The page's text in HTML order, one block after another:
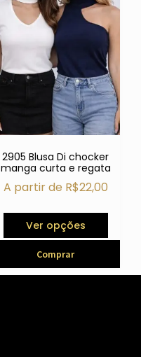
2905 Blusa Di chocker
manga curta e regata
A partir de R$22,00
Ver opções
Comprar